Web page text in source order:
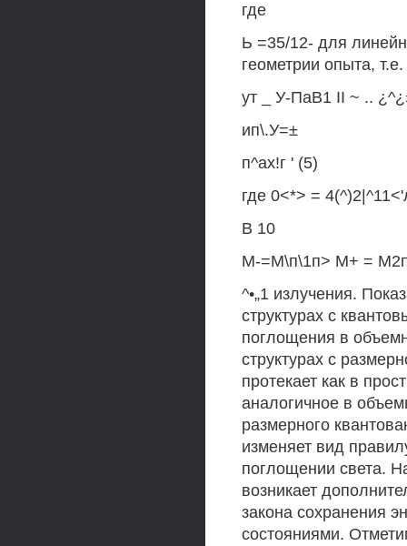
где
Ь =35/12- для
геометрии опыта,
ут _ У-ПаВ1 II ~ ..
ип\.У=±
п^ах!г ' (5)
где 0<*> =
В 10
М-=М\п\1п> М+ =
^•„1 излучения.
структурах с
поглощения в
структурах с
протекает как в
аналогичное в
размерного
изменяет вид
поглощении света.
возникает
закона сохранения
состояниями.